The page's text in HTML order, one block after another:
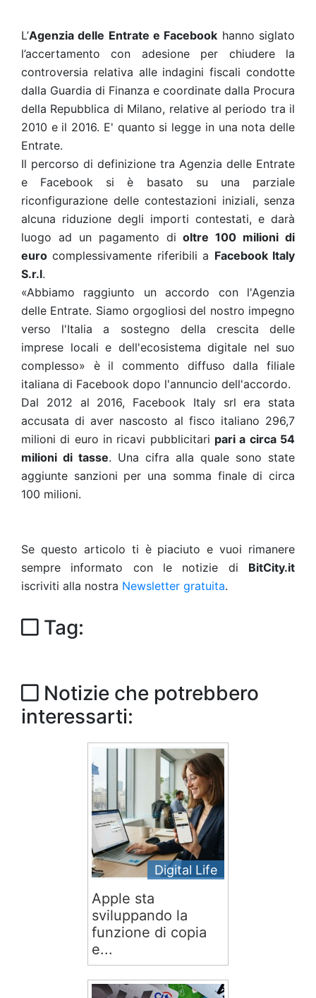
L’Agenzia delle Entrate e Facebook hanno siglato
l’accertamento con adesione per chiudere la
controversia relativa alle indagini fiscali condotte
dalla Guardia di Finanza e coordinate dalla Procura
della Repubblica di Milano, relative al periodo tra il
2010 e il 2016. E' quanto si legge in una nota delle
Entrate.
Il percorso di definizione tra Agenzia delle Entrate
e Facebook si è basato su una parziale
riconfigurazione delle contestazioni iniziali, senza
alcuna riduzione degli importi contestati, e darà
luogo ad un pagamento dioltre 100 milioni di
euro complessivamente riferibili a Facebook Italy
S.r.l.
«Abbiamo raggiunto un accordo con l'Agenzia
delle Entrate. Siamo orgogliosi del nostro impegno
verso l'Italia a sostegno della crescita delle
imprese locali e dell'ecosistema digitale nel suo
complesso» è il commento diffuso dalla filiale
italiana di Facebook dopo l'annuncio dell'accordo.
Dal 2012 al 2016, Facebook Italy srl era stata
accusata di aver nascosto al fisco italiano 296,7
milioni di euro in ricavi pubblicitari pari a circa 54
milioni di tasse. Una cifra alla quale sono state
aggiunte sanzioni per una somma finale di circa
100 milioni.
Se questo articolo ti è piaciuto e vuoi rimanere
sempre informato con le notizie di BitCity.it
iscriviti alla nostra Newsletter gratuita.
Tag:
Notizie che potrebbero
interessarti:
Digital Life
Apple sta
sviluppando la
funzione di copia
e...